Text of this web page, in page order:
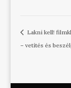
Lakni kell!
– vetítés és